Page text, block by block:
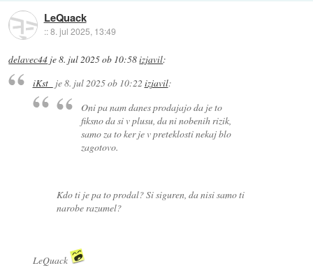
LeQuack
::8. jul 2025, 13:49
delavec44 je8. jul 2025 ob 10:58izjavil:
iKst_ je8. jul 2025 ob 10:22 izjavil:
Oni pa nam danes prodajajo da je to
fiksno da si v plusu, da ni nobenih rizik,
samo za to ker je v preteklosti nekaj blo
zagotovo.
Kdo ti je pa to prodal? Si siguren, da nisi samo ti
narobe razumel?
LeQuack